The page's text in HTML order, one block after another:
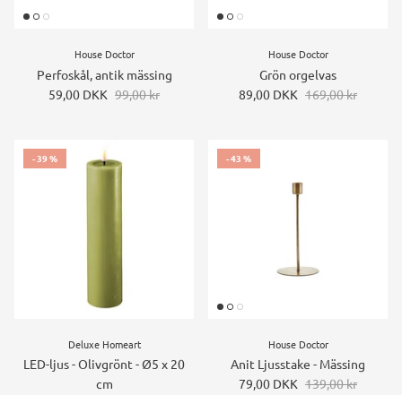
House Doctor
Perfoskål, antik mässing
59,00 DKK 99,00 kr
House Doctor
Grön orgelvas
89,00 DKK 169,00 kr
- 39 %
Deluxe Homeart
LED-ljus - Olivgrönt - Ø5 x 20
cm
- 43 %
House Doctor
Anit Ljusstake - Mässing
79,00 DKK 139,00 kr